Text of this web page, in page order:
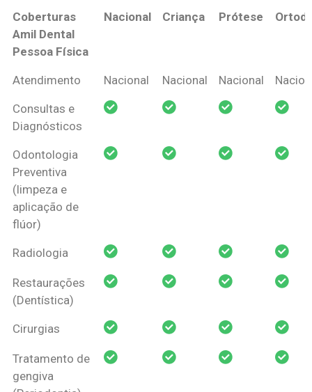
Coberturas
Amil Dental
Pessoa Física
Nacional Criança Prótese
Coberturas
Pessoa Física
Nacional Criança Prótese
Atendimento Nacional Nacional Nacional
Consultas e
Diagnósticos
Odontologia
Preventiva
(limpeza e
aplicação de
flúor)
Radiologia
Restaurações
(Dentística)
Cirurgias
Tratamento de
gengiva